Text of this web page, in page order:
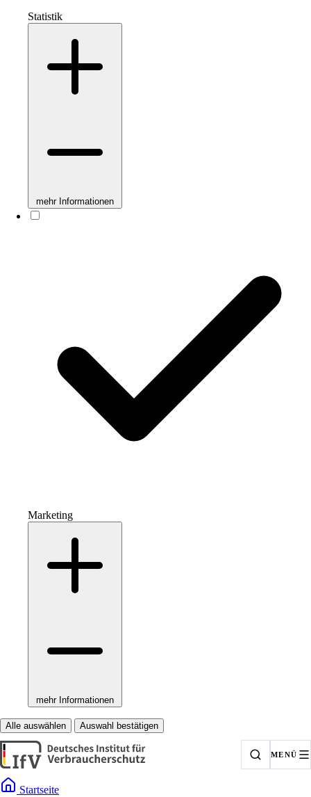
Statistik
mehr Informationen
Marketing
mehr Informationen
Alle auswählen Auswahl bestätigen
MENÜ
Startseite